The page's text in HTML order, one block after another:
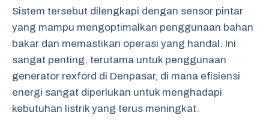
Sistem tersebut dilengkapi dengan sensor pintar
yang mampu mengoptimalkan penggunaan bahan
bakar dan memastikan operasi yang handal. Ini
sangat penting, terutama untuk penggunaan
generator rexford di Denpasar, di mana efisiensi
energi sangat diperlukan untuk menghadapi
kebutuhan listrik yang terus meningkat.